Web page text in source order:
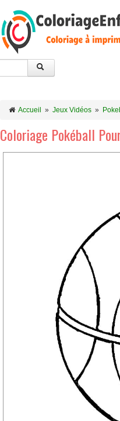
Accueil » Jeux Vidéos »
Coloriage Pokéball